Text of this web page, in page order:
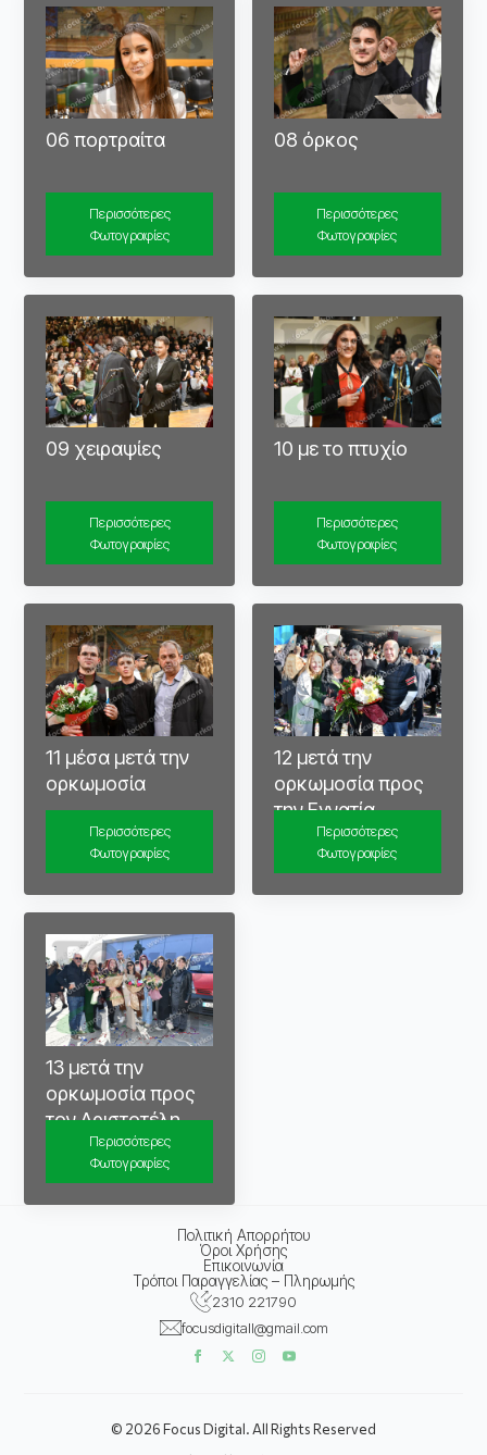
06 πορτραίτα
Περισσότερες
Φωτογραφίες
08 όρκος
Περισσότερες
Φωτογραφίες
09 χειραψίες
Περισσότερες
Φωτογραφίες
10 με το πτυχίο
Περισσότερες
Φωτογραφίες
11 μέσα μετά την
ορκωμοσία
Περισσότερες
Φωτογραφίες
12 μετά την
ορκωμοσία προς
την Εγνατία
Περισσότερες
Φωτογραφίες
13 μετά την
ορκωμοσία προς
τον Αριστοτέλη
Περισσότερες
Φωτογραφίες
Πολιτική Απορρήτου
Όροι Χρήσης
Επικοινωνία
Τρόποι Παραγγελίας – Πληρωμής
2310 221790
focusdigitall@gmail.com
© 2026 Focus Digital. All Rights Reserved